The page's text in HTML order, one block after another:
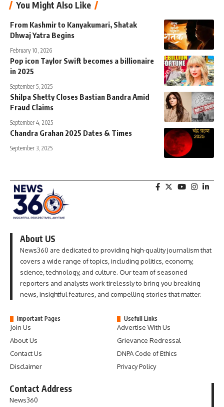
You Might Also Like
From Kashmir to Kanyakumari, Shatak
Dhwaj Yatra Begins
February 10, 2026
Pop icon Taylor Swift becomes a billionaire
in 2025
September 5, 2025
Shilpa Shetty Closes Bastian Bandra Amid
Fraud Claims
September 4, 2025
Chandra Grahan 2025 Dates & Times
September 3, 2025
About US
News360 are dedicated to providing high-quality journalism that
covers a wide range of topics, including politics, economy,
science, technology, and culture. Our team of seasoned
reporters and analysts work tirelessly to bring you breaking
news, insightful features, and compelling stories that matter.
Important Pages
Join Us
About Us
Contact Us
Disclaimer
Usefull Links
Advertise With Us
Grievance Redressal
DNPA Code of Ethics
Privacy Policy
Contact Address
News360